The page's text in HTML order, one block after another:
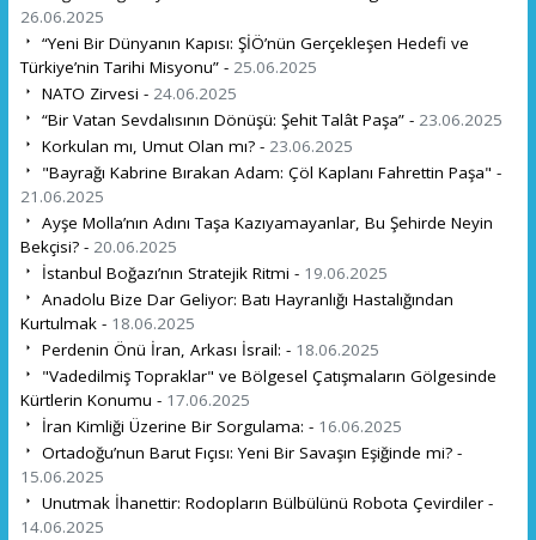
26.06.2025
“Yeni Bir Dünyanın Kapısı: ŞİÖ’nün Gerçekleşen Hedefi ve
Türkiye’nin Tarihi Misyonu” - 25.06.2025
NATO Zirvesi - 24.06.2025
“Bir Vatan Sevdalısının Dönüşü: Şehit Talât Paşa” - 23.06.2025
Korkulan mı, Umut Olan mı? - 23.06.2025
"Bayrağı Kabrine Bırakan Adam: Çöl Kaplanı Fahrettin Paşa" -
21.06.2025
Ayşe Molla’nın Adını Taşa Kazıyamayanlar, Bu Şehirde Neyin
Bekçisi? - 20.06.2025
İstanbul Boğazı’nın Stratejik Ritmi - 19.06.2025
Anadolu Bize Dar Geliyor: Batı Hayranlığı Hastalığından
Kurtulmak - 18.06.2025
Perdenin Önü İran, Arkası İsrail: - 18.06.2025
"Vadedilmiş Topraklar" ve Bölgesel Çatışmaların Gölgesinde
Kürtlerin Konumu - 17.06.2025
İran Kimliği Üzerine Bir Sorgulama: - 16.06.2025
Ortadoğu’nun Barut Fıçısı: Yeni Bir Savaşın Eşiğinde mi? -
15.06.2025
Unutmak İhanettir: Rodopların Bülbülünü Robota Çevirdiler -
14.06.2025